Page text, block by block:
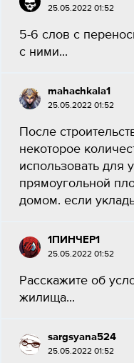
25.05.2022 01:52
5-6 слов с
с ними...
mahachkala1
25.05.2022 01:52
После
некоторое
использовать для
прямоугольной
домом. если
1ПИНЧЕР1
25.05.2022 01:52
Расскажите об
жилища...
sargsyana524
25.05.2022 01:52